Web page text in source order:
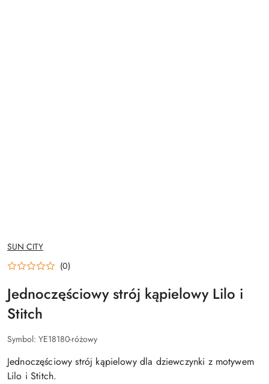
NAZWA
PRODUCENTA:
SUN CITY
(0)
Jednoczęściowy strój kąpielowy Lilo i
Stitch
Symbol: YE18180-różowy
Jednoczęściowy strój kąpielowy dla dziewczynki z motywem
Lilo i Stitch.